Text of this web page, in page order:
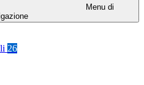
Menu di
26